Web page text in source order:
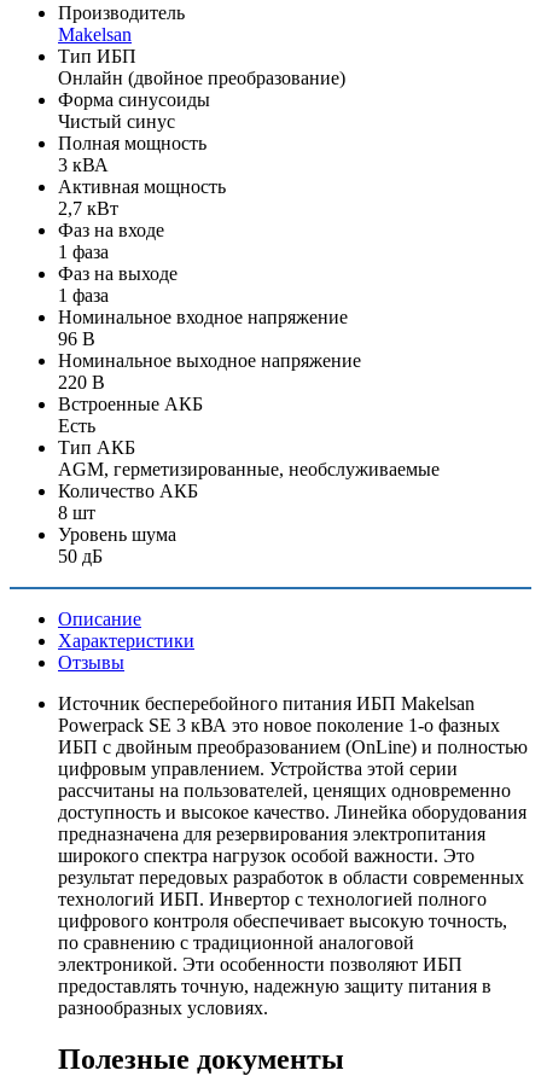
Производитель
Makelsan
Тип ИБП
Онлайн (двойное преобразование)
Форма синусоиды
Чистый синус
Полная мощность
3 кВА
Активная мощность
2,7 кВт
Фаз на входе
1 фаза
Фаз на выходе
1 фаза
Номинальное входное напряжение
96 В
Номинальное выходное напряжение
220 В
Встроенные АКБ
Есть
Тип АКБ
AGM, герметизированные, необслуживаемые
Количество АКБ
8 шт
Уровень шума
50 дБ
Описание
Характеристики
Отзывы
Источник бесперебойного питания ИБП Makelsan
Powerpack SE 3 кВА это новое поколение 1-о фазных
ИБП с двойным преобразованием (OnLine) и полностью
цифровым управлением. Устройства этой серии
рассчитаны на пользователей, ценящих одновременно
доступность и высокое качество. Линейка оборудования
предназначена для резервирования электропитания
широкого спектра нагрузок особой важности. Это
результат передовых разработок в области современных
технологий ИБП. Инвертор с технологией полного
цифрового контроля обеспечивает высокую точность,
по сравнению с традиционной аналоговой
электроникой. Эти особенности позволяют ИБП
предоставлять точную, надежную защиту питания в
разнообразных условиях.
Полезные документы